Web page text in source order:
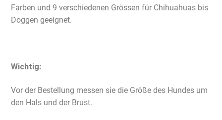
Farben und 9 verschiedenen Grössen für Chihuahuas bis
Doggen geeignet.
Wichtig:
Vor der Bestellung messen sie die Größe des Hundes um
den Hals und der Brust.